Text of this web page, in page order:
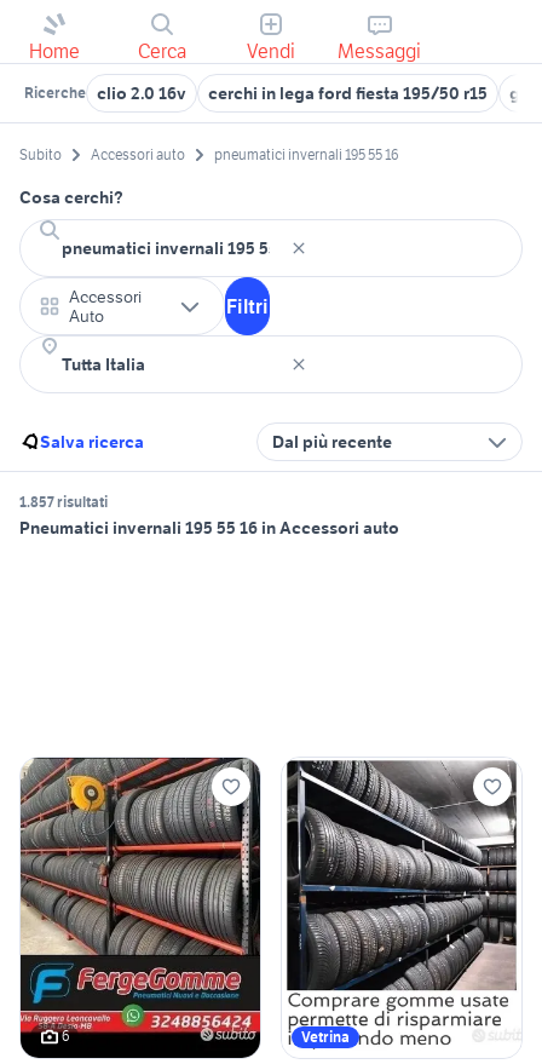
Home Cerca Vendi Messaggi
Ricerche clio 2.0 16v cerchi in lega ford fiesta 195/50 r15
Subito Accessori auto pneumatici invernali 195 55 16
Cosa cerchi?
Accessori
Auto
Filtri
Salva ricerca Dal più recente
1.857 risultati
Pneumatici invernali 195 55 16 in Accessori auto
6 Vetrina